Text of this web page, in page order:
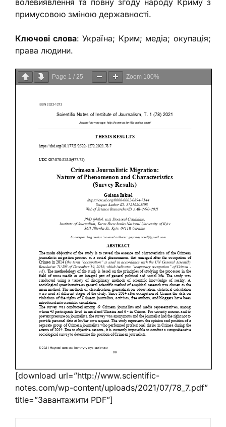
волевиявлення та повну згоду народу Криму з
примусовою зміною державності.
Ключові слова: Україна; Крим; медіа; окупація;
права людини.
Page 1 / 25 Zoom 100%
[download url=”http://www.scientific-
notes.com/wp-content/uploads/2021/07/78_7.pdf”
title=”Завантажити PDF”]